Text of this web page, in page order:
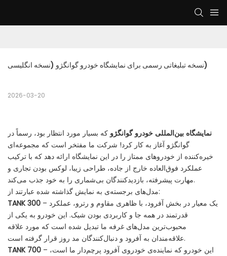
نسخه تبلیغاتی رسمی برای نمایشگاه خودرو گوانگژو (نسخه انگلیسی)
2026-03-20
نمایشگاه بین‌المللی خودرو گوانگژو که بسیار مورد انتظار بود، رسماً در
گوانگژو آغاز به کار کرد! شرکت ما مفتخر است که مجموعه‌ای
خیره‌کننده از خودروهای ممتاز را در این نمایشگاه ارائه دهد که با ترکیب
عملکرد فوق‌العاده خارج از جاده، طراحی زیبا، لوکس بودن تجاری و
مهارت پیشرفته، بازدیدکنندگان بی‌شماری را به خود جذب می‌کند.
مدل‌های برجسته‌ی به نمایش گذاشته شده عبارتند از:
TANK 300 – یک معیار در بخش آفرود، با ظاهری مقاوم و رترو، عملکرد
قدرتمند در همه جا و کاربردی بودن شیک. این خودرو به یکی از
محبوب‌ترین مدل‌های غرفه ما تبدیل شده است که مورد علاقه
علاقه‌مندان به آفرود و دنبال‌کنندگان مد روز قرار گرفته است.
TANK 700 – این خودرو که نماینده‌ی خودروی آفرود پرچم‌دار ما است،